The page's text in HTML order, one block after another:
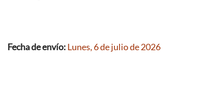
Fecha de envío: Lunes, 6 de julio de 2026